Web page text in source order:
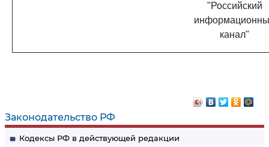
Законодательство РФ
Кодексы РФ в действующей редакции
"Российский
канал"